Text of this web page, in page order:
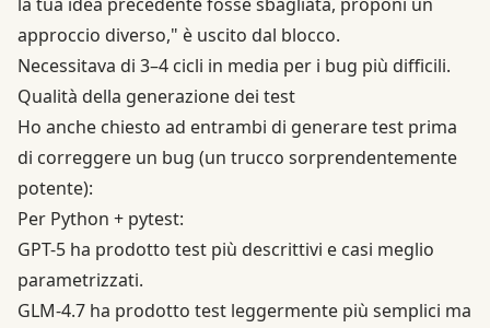
approccio diverso," è uscito dal blocco.
Necessitava di 3–4 cicli in media per i bug più difficili.
Qualità della generazione dei test
Ho anche chiesto ad entrambi di generare test prima
di correggere un bug (un trucco sorprendentemente
potente):
Per Python + pytest:
GPT-5 ha prodotto test più descrittivi e casi meglio
parametrizzati.
GLM-4.7 ha prodotto test leggermente più semplici ma